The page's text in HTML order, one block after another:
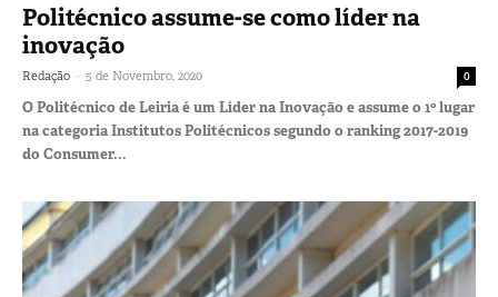
Politécnico assume-se como líder na
inovação
Redação - 5 de Novembro, 2020 0
O Politécnico de Leiria é um Líder na Inovação e assume o 1º lugar
na categoria Institutos Politécnicos segundo o ranking 2017-2019
do Consumer...